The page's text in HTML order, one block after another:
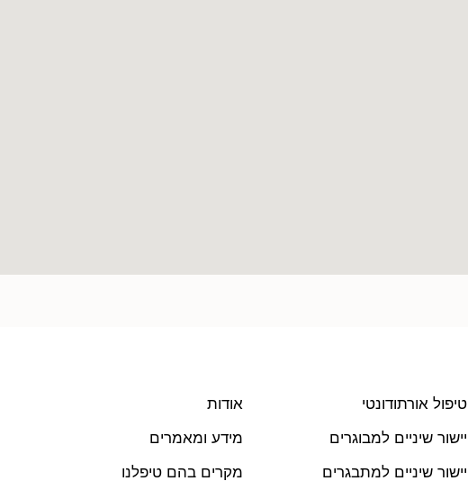
טיפול אורתודונטי
יישור שיניים למבוגרים
יישור שיניים למתבגרים
אודות
מידע ומאמרים
מקרים בהם טיפלנו